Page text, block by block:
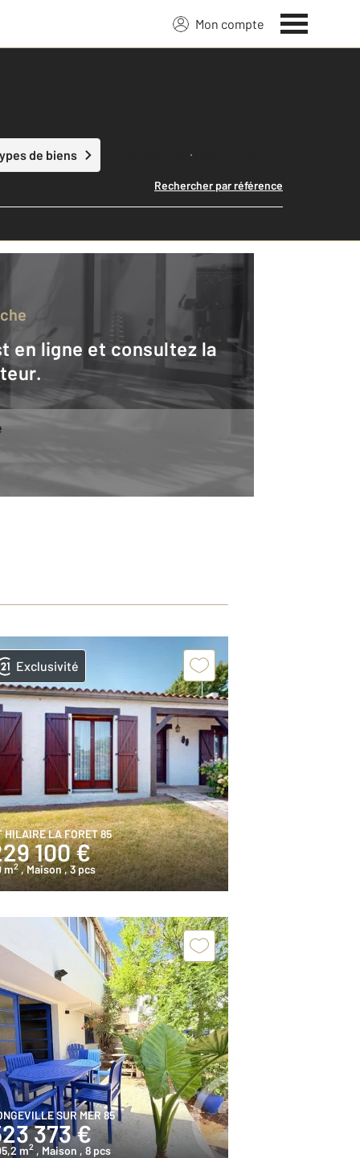
Mon compte
de biens Lancer ma recherche
Rechercher par référence
Exclusivité
HILAIRE LA FORET 85
100 €
m2 , Maison, 3 pcs
SUR MER 85
373 €
m2 , Maison , 8 pcs